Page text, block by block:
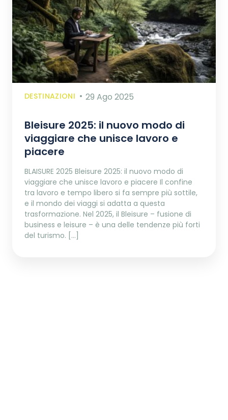
DESTINAZIONI 29 Ago 2025
Bleisure 2025: il nuovo modo di
viaggiare che unisce lavoro e
piacere
BLAISURE 2025 Bleisure 2025: il nuovo modo di
viaggiare che unisce lavoro e piacere Il confine
tra lavoro e tempo libero si fa sempre più sottile,
e il mondo dei viaggi si adatta a questa
trasformazione. Nel 2025, il Bleisure – fusione di
business e leisure – è una delle tendenze più forti
del turismo. […]